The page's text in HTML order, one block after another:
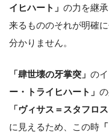
イヒハート」 の力を継
来るもののそれが明確
分かりません。
「肆世壊の牙掌突」 の
ー・トライヒハート」
「ヴィサス＝スタフロス
に見えるため、この時